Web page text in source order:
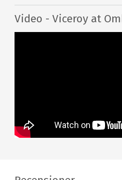
Video - Viceroy at